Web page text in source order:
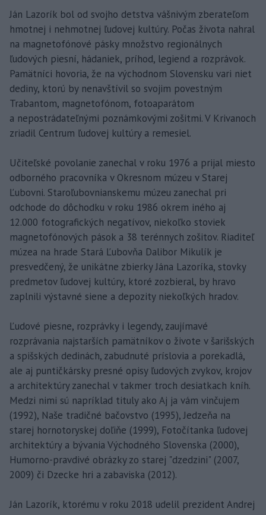
Ján Lazorík bol od svojho detstva vášnivým zberateľom
hmotnej i nehmotnej ľudovej kultúry. Počas života nahral
na magnetofónové pásky množstvo regionálnych
ľudových piesní, hádaniek, príhod, legiend a rozprávok.
Pamätníci hovoria, že na východnom Slovensku vari niet
dediny, ktorú by nenavštívil so svojim povestným
Trabantom, magnetofónom, fotoaparátom
a nepostrádateľnými poznámkovými zošitmi. V Krivanoch
zriadil Centrum ľudovej kultúry a remesiel.
Učiteľské povolanie zanechal v roku 1976 a prijal miesto
odborného pracovníka v Okresnom múzeu v Starej
Ľubovni. Staroľubovnianskemu múzeu zanechal pri
odchode do dôchodku v roku 1986 okrem iného aj
12.000 fotografických negatívov, niekoľko stoviek
magnetofónových pások a 38 terénnych zošitov. Riaditeľ
múzea na hrade Stará Ľubovňa Dalibor Mikulík je
presvedčený, že unikátne zbierky Jána Lazoríka, stovky
predmetov ľudovej kultúry, ktoré zozbieral, by hravo
zaplnili výstavné siene a depozity niekoľkých hradov.
Ľudové piesne, rozprávky i legendy, zaujímavé
rozprávania najstarších pamätníkov o živote v šarišských
a spišských dedinách, zabudnuté príslovia a porekadlá,
ale aj puntičkársky presné opisy ľudových zvykov, krojov
a architektúry zanechal v takmer troch desiatkach kníh.
Medzi nimi sú napríklad tituly ako Aj ja vám vinčujem
(1992), Naše tradičné bačovstvo (1995), Jedzeňa na
starej hornotoryskej doľiňe (1999), Fotočítanka ľudovej
architektúry a bývania Východného Slovenska (2000),
Humorno-pravdivé obrázky zo starej "dzedzini" (2007,
2009) či Dzecke hri a zabaviska (2012).
Ján Lazorík, ktorému v roku 2018 udelil prezident Andrej